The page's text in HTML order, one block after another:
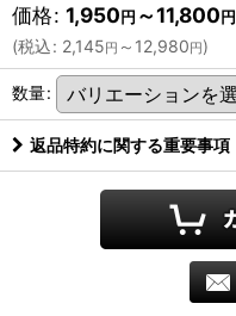
価格: 1,950円 ～11,800円
(税込: 2,145円 ～12,980円)
数量:
返品特約に関する重要事項